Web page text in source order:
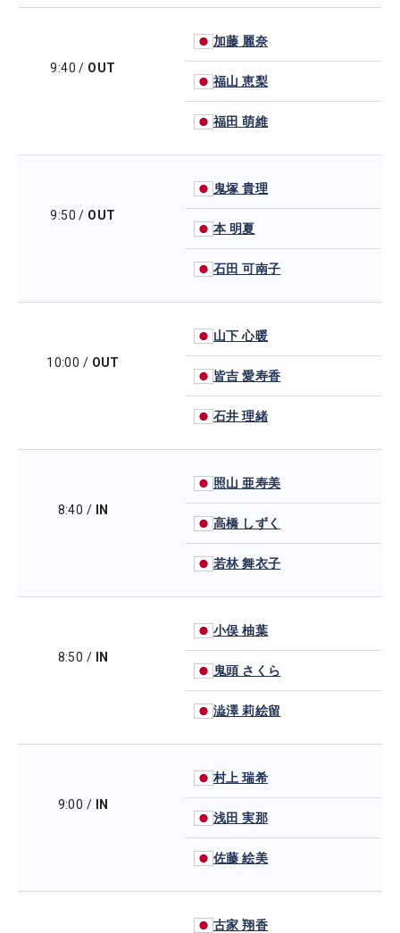
9:40 / OUT
加藤 麗奈
福山 恵梨
福田 萌維
9:50 / OUT
鬼塚 貴理
本 明夏
石田 可南子
10:00 / OUT
山下 心暖
皆吉 愛寿香
石井 理緒
8:40 / IN
照山 亜寿美
高橋 しずく
若林 舞衣子
8:50 / IN
小俣 柚葉
鬼頭 さくら
澁澤 莉絵留
9:00 / IN
村上 瑞希
浅田 実那
佐藤 絵美
古家 翔香